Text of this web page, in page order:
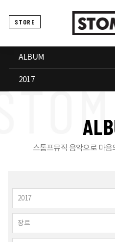
STORE
ALBUM
2017
ALB
스톰프뮤직 음악으로 마